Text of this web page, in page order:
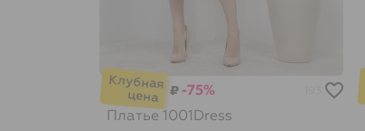
₽ -75%
Платье1001Dress